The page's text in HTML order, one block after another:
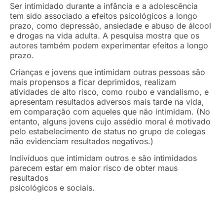
Ser intimidado durante a infância e a adolescência
tem sido associado a efeitos psicológicos a longo
prazo, como depressão, ansiedade e abuso de álcool
e drogas na vida adulta. A pesquisa mostra que os
autores também podem experimentar efeitos a longo
prazo.
Crianças e jovens que intimidam outras pessoas são
mais propensos a ficar deprimidos, realizam
atividades de alto risco, como roubo e vandalismo, e
apresentam resultados adversos mais tarde na vida,
em comparação com aqueles que não intimidam. (No
entanto, alguns jovens cujo assédio moral é motivado
pelo estabelecimento de status no grupo de colegas
não evidenciam resultados negativos.)
Indivíduos que intimidam outros e são intimidados
parecem estar em maior risco de obter maus
resultados
psicológicos e sociais.